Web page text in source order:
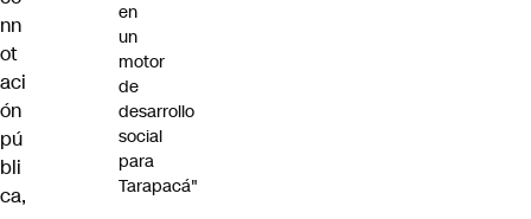
nn
ot
aci
ón
pú
bli
ca,
en
un
motor
de
desarrollo
social
para
Tarapacá"